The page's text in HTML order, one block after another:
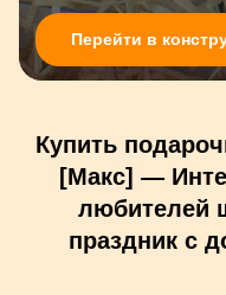
Перейти в
Купить
[Макс] —
любителей
праздник с